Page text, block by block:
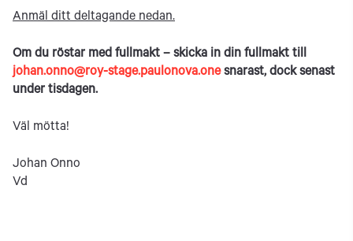
Anmäl ditt deltagande nedan.
Om du röstar med fullmakt – skicka in din fullmakt till
johan.onno@roy-stage.paulonova.onesnarast, dock senast
under tisdagen.
Väl mötta!
Johan Onno
Vd